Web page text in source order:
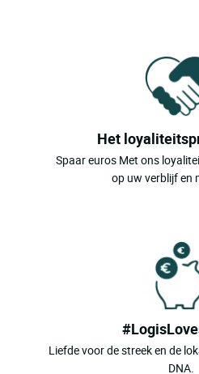
Het
Spaar euros Met ons
op uw verblijf en
Liefde voor de streek en de
DNA.